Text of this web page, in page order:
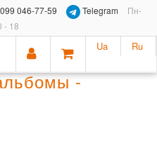
099 046-77-59 Telegram
Пн-
- 18
Ua Ru
-